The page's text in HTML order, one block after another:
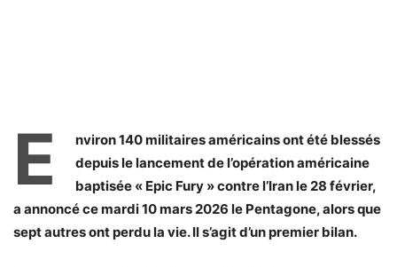
E
nviron 140 militaires américains ont été blessés
depuis le lancement de l’opération américaine
baptisée « Epic Fury » contre l’Iran le 28 février,
a annoncé ce mardi 10 mars 2026 le Pentagone, alors que
sept autres ont perdu la vie. Il s’agit d’un premier bilan.